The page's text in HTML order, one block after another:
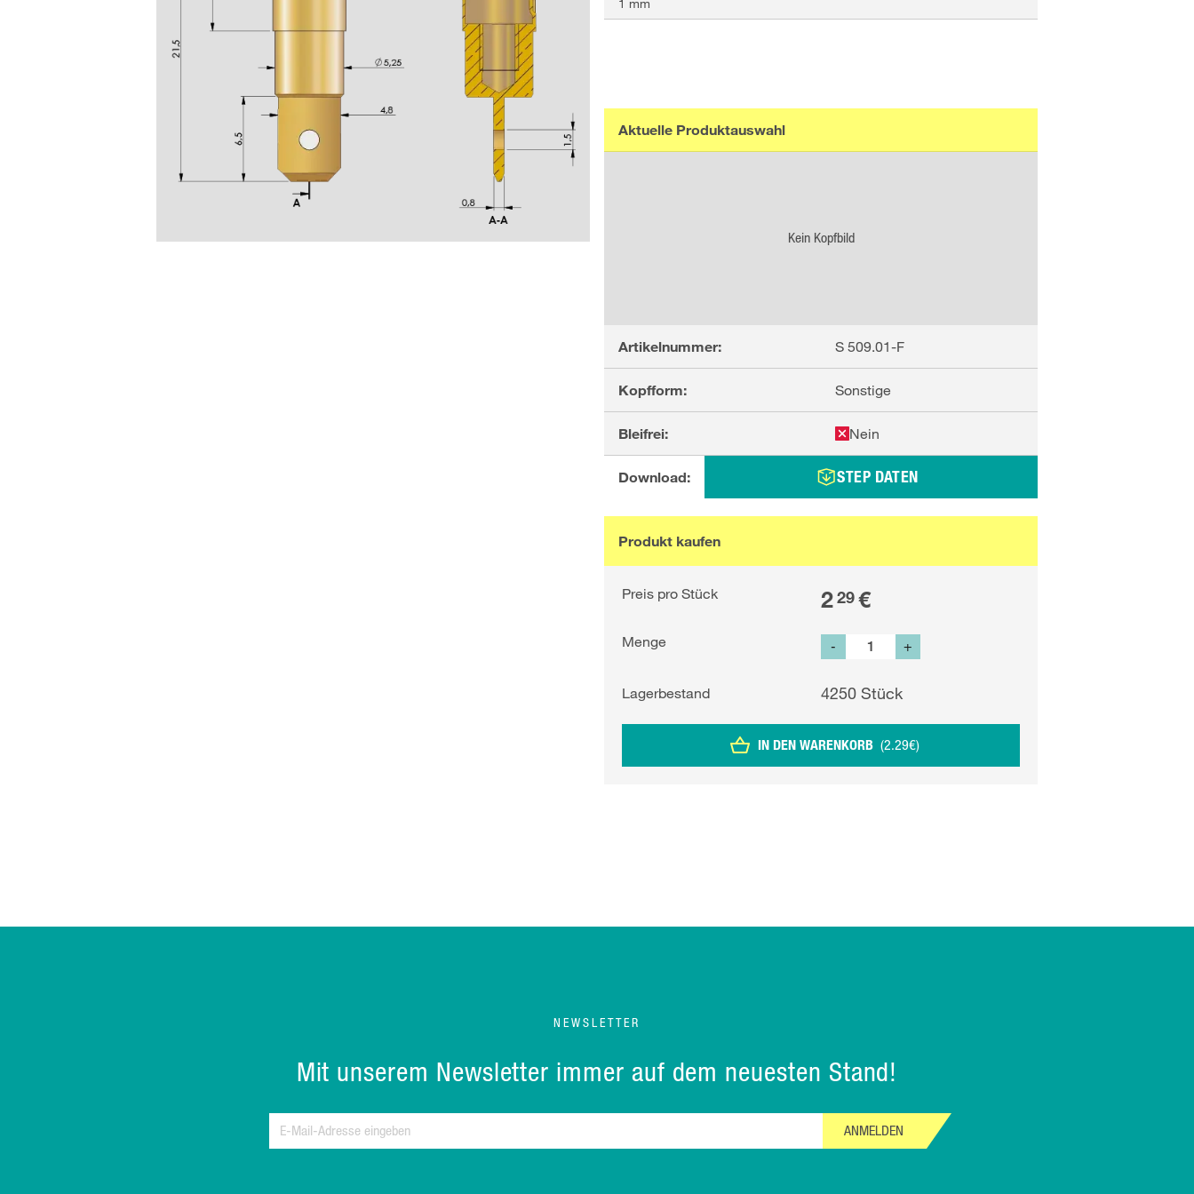
1 mm
Aktuelle Produktauswahl
Kein Kopfbild
Artikelnummer: S 509.01-F
Kopfform: Sonstige
Bleifrei: Nein
Download: STEP DATEN
Produkt kaufen
Preis pro Stück 229€
Menge - +
Lagerbestand 4250 Stück
IN DEN WARENKORB (2.29€)
NEWSLETTER
Mit unserem Newsletter immer auf dem neuesten Stand!
ANMELDEN